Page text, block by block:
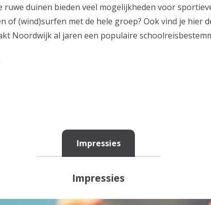
ruwe duinen bieden veel mogelijkheden voor
of (wind)surfen met de hele groep? Ook vind je hier
Noordwijk al jaren een populaire
Impressies
Impressies